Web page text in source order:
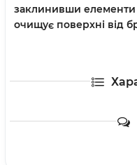
заклинивши
очищує поверхні від